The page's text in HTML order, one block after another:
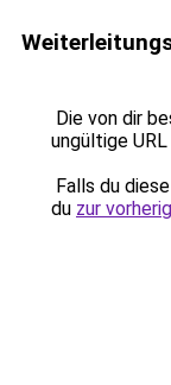
Die von dir
ungültige
Falls du
du zur